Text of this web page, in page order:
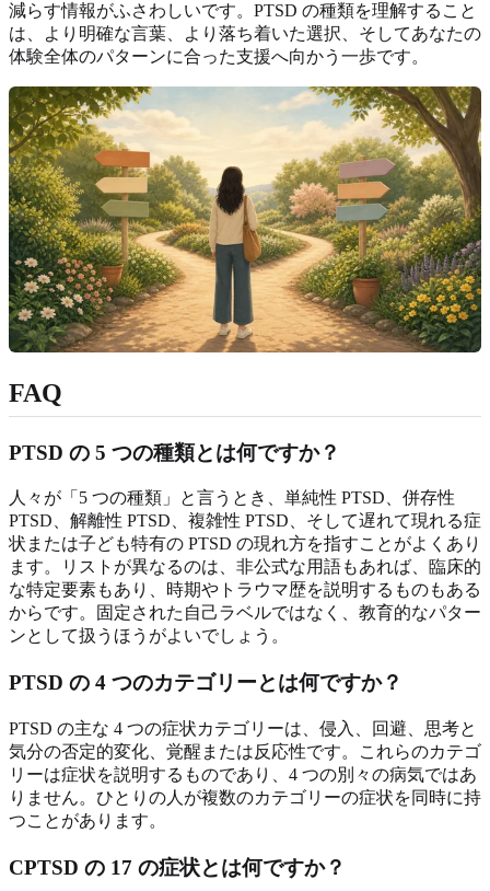
減らす情報がふさわしいです。PTSD の種類を理解すること
は、より明確な言葉、より落ち着いた選択、そしてあなたの
体験全体のパターンに合った支援へ向かう一歩です。
FAQ
PTSD の 5 つの種類とは何ですか？
人々が「5 つの種類」と言うとき、単純性 PTSD、併存性
PTSD、解離性 PTSD、複雑性 PTSD、そして遅れて現れる症
状または子ども特有の PTSD の現れ方を指すことがよくあり
ます。リストが異なるのは、非公式な用語もあれば、臨床的
な特定要素もあり、時期やトラウマ歴を説明するものもある
からです。固定された自己ラベルではなく、教育的なパター
ンとして扱うほうがよいでしょう。
PTSD の 4 つのカテゴリーとは何ですか？
PTSD の主な 4 つの症状カテゴリーは、侵入、回避、思考と
気分の否定的変化、覚醒または反応性です。これらのカテゴ
リーは症状を説明するものであり、4 つの別々の病気ではあ
りません。ひとりの人が複数のカテゴリーの症状を同時に持
つことがあります。
CPTSD の 17 の症状とは何ですか？